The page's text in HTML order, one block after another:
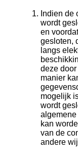
Indien de
wordt
en
gesloten,
langs
deze
manier
mogelijk
wordt
kan
van de
andere